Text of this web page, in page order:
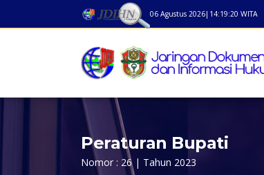
06 Agustus 2026| 14:19:20 WITA
Peraturan Bupati
Nomor : 26 | Tahun 2023